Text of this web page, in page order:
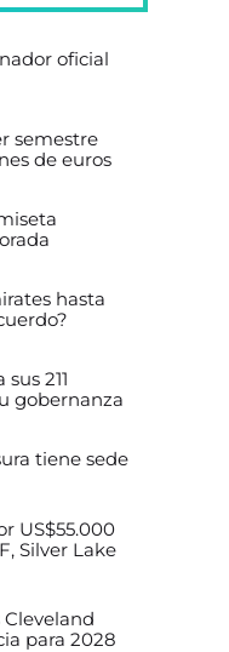
oficial
semestre
de euros
hasta
211
gobernanza
tiene sede
US$55.000
Silver Lake
para 2028